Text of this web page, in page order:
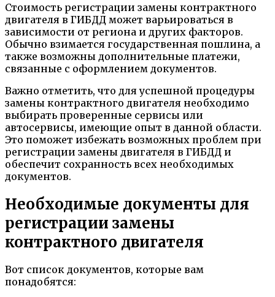
Стоимость регистрации замены контрактного
двигателя в ГИБДД может варьироваться в
зависимости от региона и других факторов.
Обычно взимается государственная пошлина, а
также возможны дополнительные платежи,
связанные с оформлением документов.
Важно отметить, что для успешной процедуры
замены контрактного двигателя необходимо
выбирать проверенные сервисы или
автосервисы, имеющие опыт в данной области.
Это поможет избежать возможных проблем при
регистрации замены двигателя в ГИБДД и
обеспечит сохранность всех необходимых
документов.
Необходимые документы для
регистрации замены
контрактного двигателя
Вот список документов, которые вам
понадобятся: